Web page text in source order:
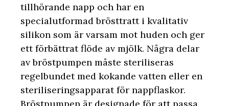
tillhörande napp och har en
specialutformad brösttratt i kvalitativ
silikon som är varsam mot huden och ger
ett förbättrat flöde av mjölk. Några delar
av bröstpumpen måste steriliseras
regelbundet med kokande vatten eller en
steriliseringsapparat för nappflaskor.
Bröstpumpen är designade för att passa